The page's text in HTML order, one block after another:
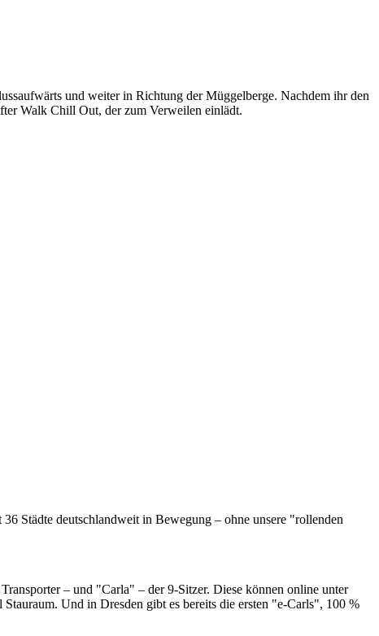
und weiter in Richtung der Müggelberge. Nachdem ihr den
Walk Chill Out, der zum Verweilen einlädt.
Städte deutschlandweit in Bewegung – ohne unsere "rollenden
– und "Carla" – der 9-Sitzer. Diese können online unter
Und in Dresden gibt es bereits die ersten "e-Carls", 100 %